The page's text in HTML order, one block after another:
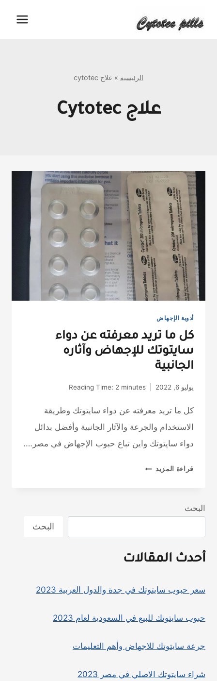
الرئيسية » علاج cytotec
علاج Cytotec
أدوية الإجهاض
كل ما تريد معرفته عن دواء
سايتوتك للإجهاض وآثاره
الجانبية
يوليو 6, 2022 Reading Time: 2 minutes
كل ما تريد معرفته عن دواء سايتوتك وطريقة
الاستخدام والجرعة والآثار الجانبية وأفضل بدائل
دواء سايتوتك واين تباع حبوب الإجهاض في مصر….
قراءة المزيد
عن
للإجهاض
البحث
البحث
أحدث المقالات
سعر حبوب سايتوتك في جدة والدول العربية 2023
حبوب سايتوتك للبيع في السعودية لعام 2023
جرعة سايتوتك للاجهاض وأهم التعليمات
شراء سايتوتك الاصلي في مصر 2023